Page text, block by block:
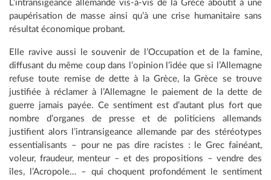
L’intransigeance allemande vis-à-vis de la Grèce aboutit à une
paupérisation de masse ainsi qu’à une crise humanitaire sans
résultat économique probant.
Elle ravive aussi le souvenir de l’Occupation et de la famine,
diffusant du même coup dans l’opinion l’idée que si l’Allemagne
refuse toute remise de dette à la Grèce, la Grèce se trouve
justifiée à réclamer à l’Allemagne le paiement de la dette de
guerre jamais payée. Ce sentiment est d’autant plus fort que
nombre d’organes de presse et de politiciens allemands
justifient alors l’intransigeance allemande par des stéréotypes
essentialisants – pour ne pas dire racistes : le Grec fainéant,
voleur, fraudeur, menteur – et des propositions – vendre des
îles, l’Acropole… – qui choquent profondément le sentiment